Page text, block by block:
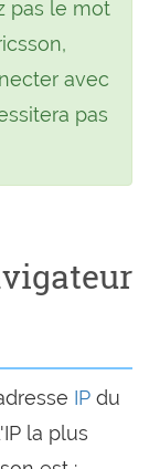
pas le mot
avec
pas
IP du
la plus